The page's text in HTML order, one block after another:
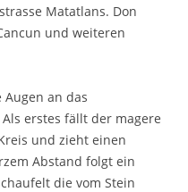
Matatlans. Don
und weiteren
Augen an das
erstes fällt der magere
und zieht einen
Abstand folgt ein
die vom Stein